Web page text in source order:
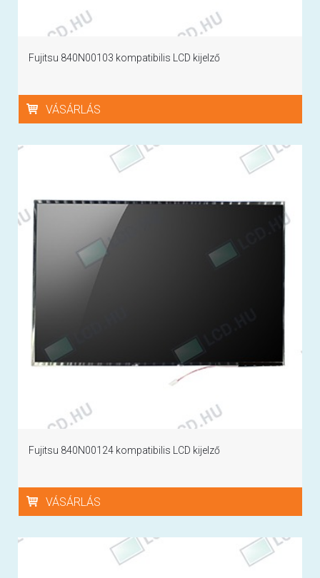
Fujitsu 840N00103 kompatibilis LCD kijelző
VÁSÁRLÁS
Fujitsu 840N00124 kompatibilis LCD kijelző
VÁSÁRLÁS